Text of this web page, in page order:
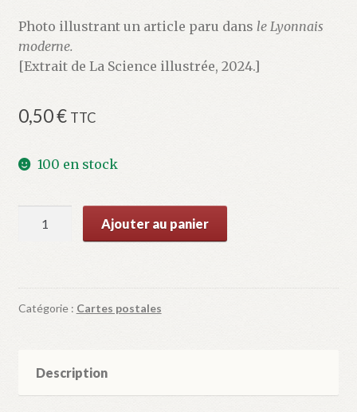
Photo illustrant un article paru dans le Lyonnais
moderne.
[Extrait de La Science illustrée, 2024.]
0,50€ TTC
100 en stock
Loupiote
inventent
Ajouter au panier
Catégorie : Cartes postales
Description